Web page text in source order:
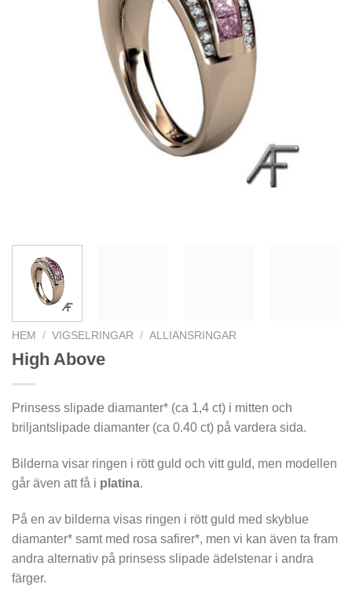
HEM / VIGSELRINGAR / ALLIANSRINGAR
High Above
Prinsess slipade diamanter* (ca 1,4 ct) i mitten och
briljantslipade diamanter (ca 0.40 ct) på vardera sida.
Bilderna visar ringen i rött guld och vitt guld, men modellen
går även att få i platina.
På en av bilderna visas ringen i rött guld med skyblue
diamanter* samt med rosa safirer*, men vi kan även ta fram
andra alternativ på prinsess slipade ädelstenar i andra
färger.